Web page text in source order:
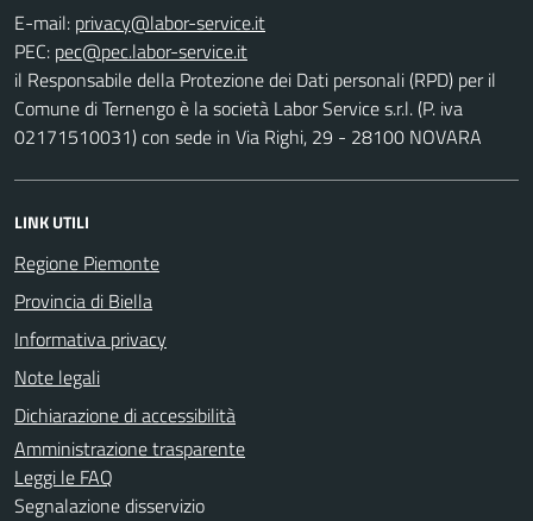
E-mail:
PEC:
il Responsabile della Protezione dei Dati personali (RPD) per il
Comune di Ternengo è la società Labor Service s.r.l. (P. iva
02171510031) con sede in Via Righi, 29 - 28100 NOVARA
LINK UTILI
Regione Piemonte
Provincia di Biella
Informativa privacy
Note legali
Dichiarazione di accessibilità
Amministrazione trasparente
Leggi le FAQ
Segnalazione disservizio